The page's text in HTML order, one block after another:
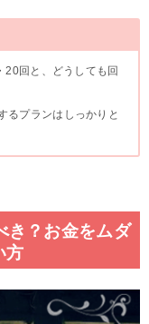
20回と、どうしても回
るプランはしっかりと
き？お金をムダ
方